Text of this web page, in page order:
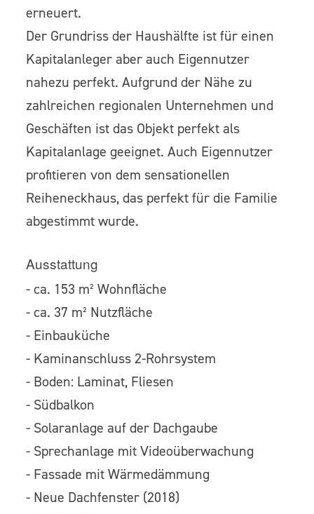
erneuert.
Der Grundriss der Haushälfte ist für einen
Kapitalanleger aber auch Eigennutzer
nahezu perfekt. Aufgrund der Nähe zu
zahlreichen regionalen Unternehmen und
Geschäften ist das Objekt perfekt als
Kapitalanlage geeignet. Auch Eigennutzer
profitieren von dem sensationellen
Reiheneckhaus, das perfekt für die Familie
abgestimmt wurde.
Ausstattung
- ca. 153 m² Wohnfläche
- ca. 37 m² Nutzfläche
- Einbauküche
- Kaminanschluss 2-Rohrsystem
- Boden: Laminat, Fliesen
- Südbalkon
- Solaranlage auf der Dachgaube
- Sprechanlage mit Videoüberwachung
- Fassade mit Wärmedämmung
- Neue Dachfenster (2018)